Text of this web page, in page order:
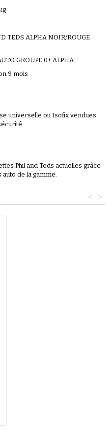
TEDS ALPHA NOIR/ROUGE
GROUPE 0+ ALPHA
9 mois
universelle ou Isofix vendues
Phil and Teds actuelles grâce
de la gamme.
>
<